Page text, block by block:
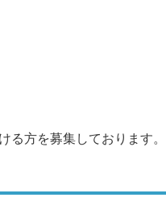
方を募集しております。